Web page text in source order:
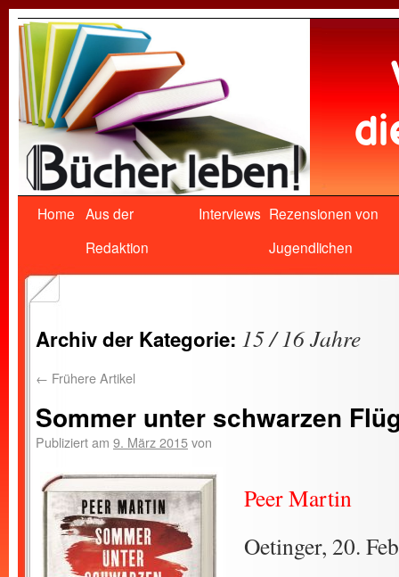
Home Aus der
Redaktion
Interviews Rezensionen von
Jugendlichen
Archiv der Kategorie: 15 / 16 Jahre
← Frühere Artikel
Sommer unter schwarzen
Publiziert am 9. März 2015von
Peer Martin
Oetinger, 20.